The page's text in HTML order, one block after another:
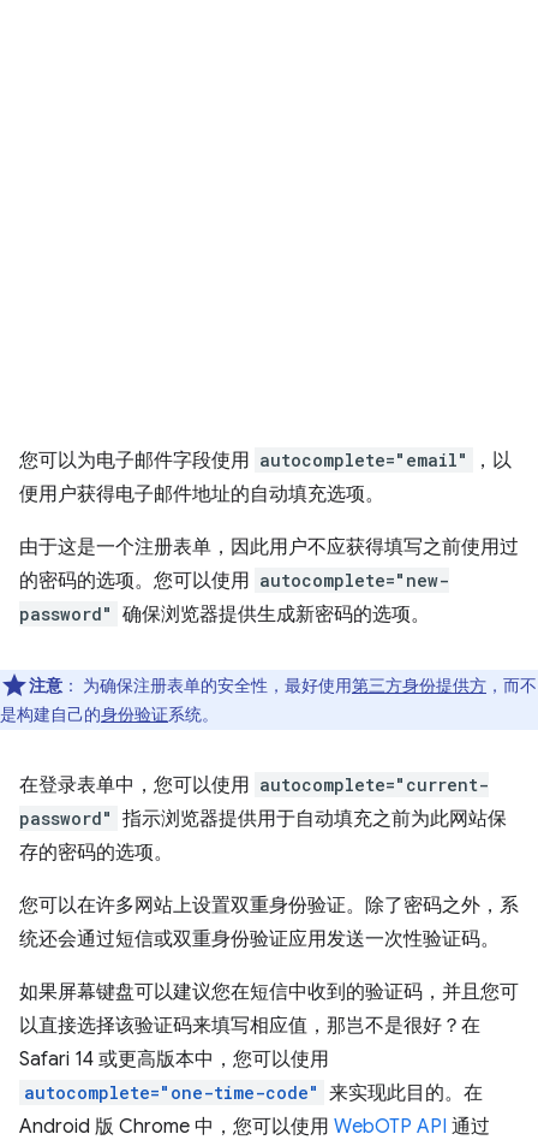
您可以为电子邮件字段使用 autocomplete="email"
，以
便用户获得电子邮件地址的自动填充选项。
由于这是一个注册表单，因此用户不应获得填写之前使用过
的密码的选项。您可以使用 autocomplete="new-
password" 确保浏览器提供生成新密码的选项。
注意 ： 为确保注册表单的安全性，最好使用第三方身份提供方 ，而不
是构建自己的身份验证系统。
在登录表单中，您可以使用 autocomplete="current-
password" 指示浏览器提供用于自动填充之前为此网站保
存的密码的选项。
您可以在许多网站上设置双重身份验证。除了密码之外，系
统还会通过短信或双重身份验证应用发送一次性验证码。
如果屏幕键盘可以建议您在短信中收到的验证码，并且您可
以直接选择该验证码来填写相应值，那岂不是很好？在
Safari 14 或更高版本中，您可以使用
autocomplete="one-time-code" 来实现此目的。在
Android 版 Chrome 中，您可以使用 WebOTP API 通过